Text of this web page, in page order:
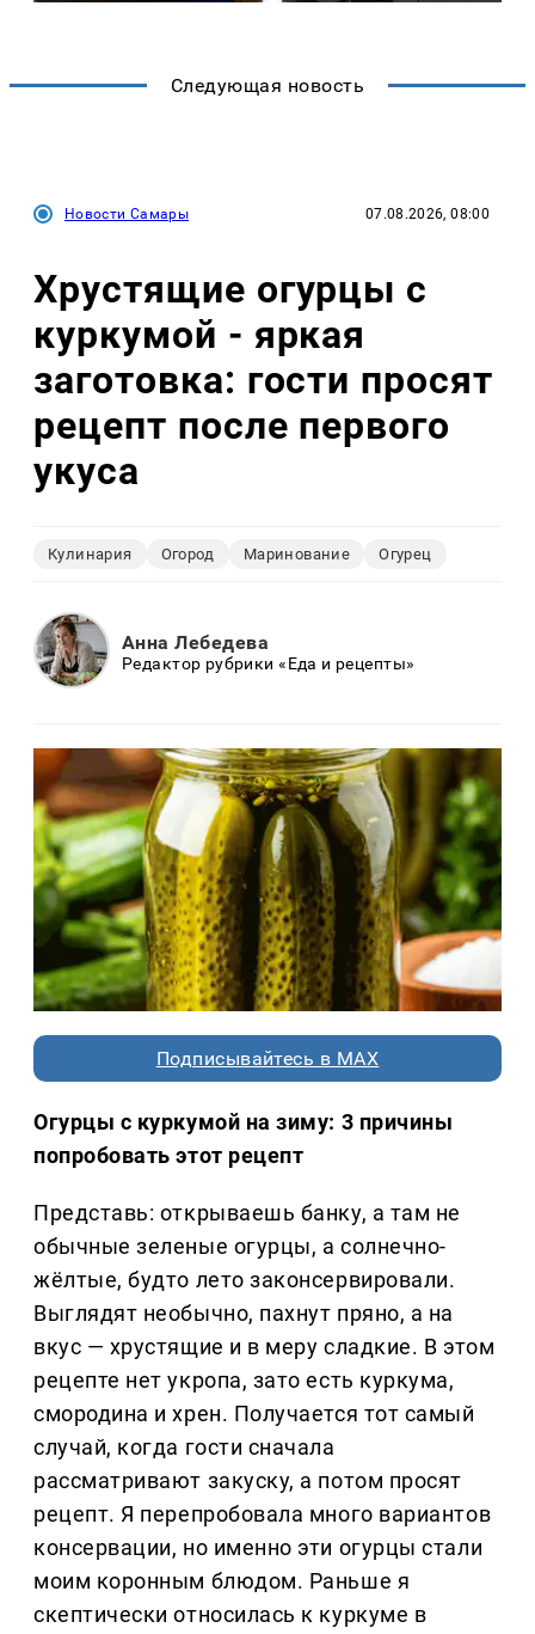
Следующая новость
Новости Самары 07.08.2026, 08:00
Хрустящие огурцы с
куркумой - яркая
заготовка: гости просят
рецепт после первого
укуса
Кулинария Огород Маринование Огурец
Анна Лебедева
Редактор рубрики «Еда и рецепты»
Подписывайтесь в MAX
Огурцы с куркумой на зиму: 3 причины
попробовать этот рецепт
Представь: открываешь банку, а там не
обычные зеленые огурцы, а солнечно-
жёлтые, будто лето законсервировали.
Выглядят необычно, пахнут пряно, а на
вкус — хрустящие и в меру сладкие. В этом
рецепте нет укропа, зато есть куркума,
смородина и хрен. Получается тот самый
случай, когда гости сначала
рассматривают закуску, а потом просят
рецепт. Я перепробовала много вариантов
консервации, но именно эти огурцы стали
моим коронным блюдом. Раньше я
скептически относилась к куркуме в